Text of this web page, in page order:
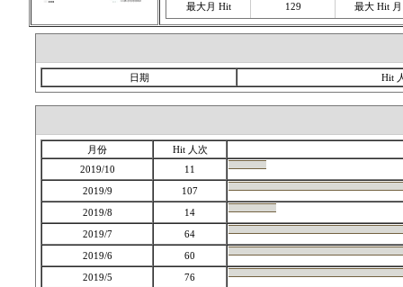
最大月 Hit 129 最大 Hit 月
日期 Hit
月份
Hit 人次
2019/10
11
2019/9
107
2019/8
14
2019/7
64
2019/6
60
2019/5
76